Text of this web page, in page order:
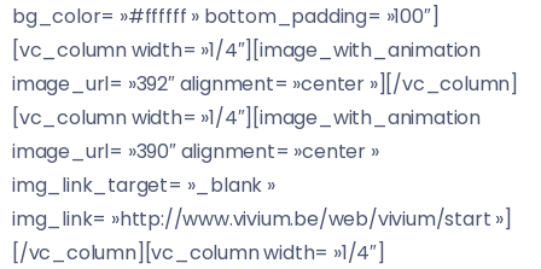
bg_color= »#ffffff » bottom_padding= »100″]
[vc_column width= »1/4″][image_with_animation
image_url= »392″ alignment= »center »][/vc_column]
[vc_column width= »1/4″][image_with_animation
image_url= »390″ alignment= »center »
img_link_target= »_blank »
img_link= »http://www.vivium.be/web/vivium/start »]
[/vc_column][vc_column width= »1/4″]